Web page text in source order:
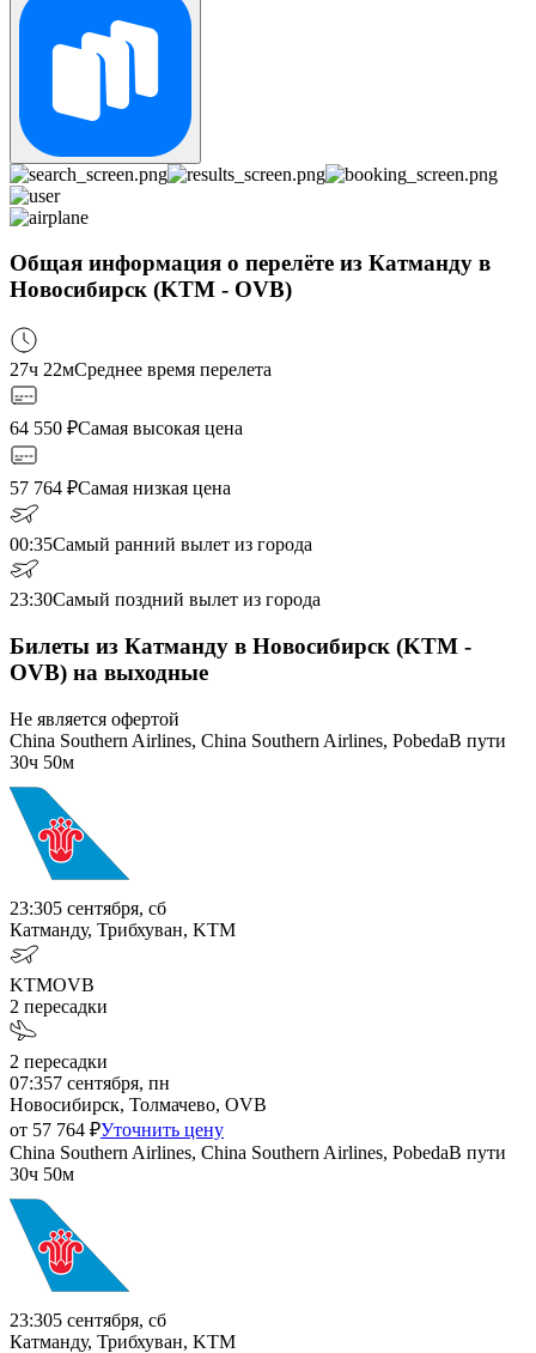
Общая информация о перелёте из Катманду в
Новосибирск (KTM - OVB)
27ч 22мСреднее время перелета
64 550 ₽Самая высокая цена
57 764 ₽Самая низкая цена
00:35Самый ранний вылет из города
23:30Самый поздний вылет из города
Билеты из Катманду в Новосибирск (KTM -
OVB) на выходные
Не является офертой
China Southern Airlines, China Southern Airlines, PobedaВ пути
30ч 50м
23:305 сентября, сб
Катманду, Трибхуван, KTM
KTMOVB
2 пересадки
2 пересадки
07:357 сентября, пн
Новосибирск, Толмачево, OVB
от 57 764 ₽Уточнить цену
China Southern Airlines, China Southern Airlines, PobedaВ пути
30ч 50м
23:305 сентября, сб
Катманду, Трибхуван, KTM